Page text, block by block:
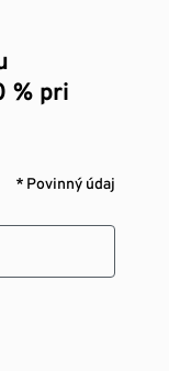
% pri
* Povinný údaj